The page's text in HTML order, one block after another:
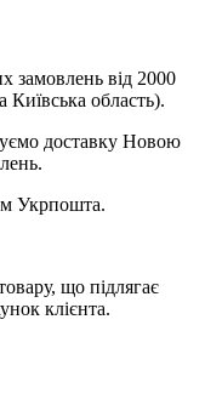
замовлень від 2000
область).
доставку Новою
Укрпошта.
що підлягає
клієнта.